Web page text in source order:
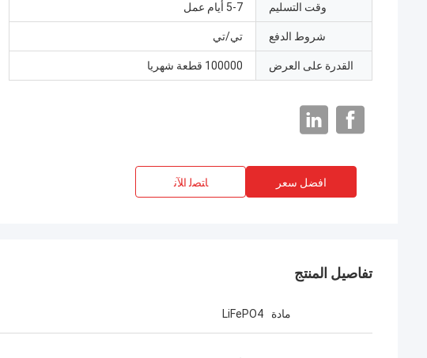
وقت التسليم 5-7 أيام عمل
شروط الدفع تي/تي
القدرة على العرض 100000 قطعة شهريا
افضل سعر ﺎﺘﺼﻟ ﺍﻶﻧ
تفاصيل المنتج
مادة LiFePO4